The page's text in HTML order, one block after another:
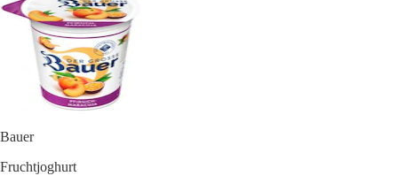
Bauer
Fruchtjoghurt